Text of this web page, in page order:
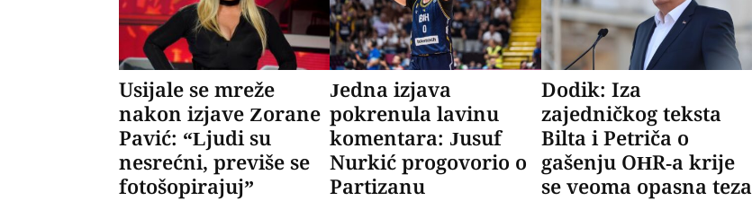
Usijale se mreže
nakon izjave Zorane
Pavić: “Ljudi su
nesrećni, previše se
fotošopirajuj”
Jedna izjava
pokrenula lavinu
komentara: Jusuf
Nurkić progovorio o
Partizanu
Dodik: Iza
zajedničkog teksta
Bilta i Petriča o
gašenju OHR-a krije
se veoma opasna teza